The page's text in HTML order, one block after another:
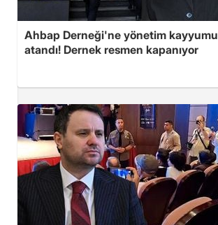
Ahbap Derneği'ne yönetim kayyumu
atandı! Dernek resmen kapanıyor